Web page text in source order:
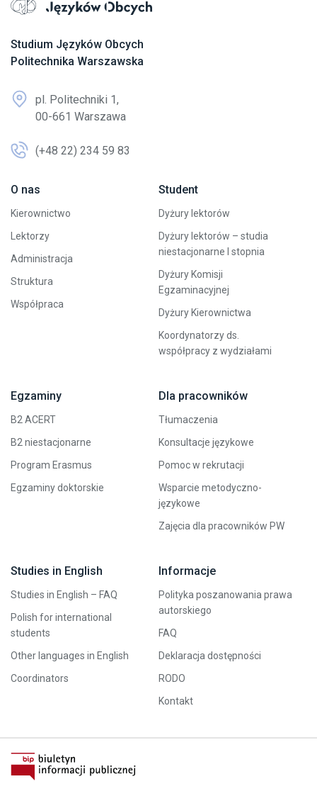
Studium Języków Obcych
Politechnika Warszawska
pl. Politechniki 1,
00-661 Warszawa
(+48 22) 234 59 83
O nas
Kierownictwo
Lektorzy
Administracja
Struktura
Współpraca
Student
Dyżury lektorów
Dyżury lektorów – studia
niestacjonarne I stopnia
Dyżury Komisji
Egzaminacyjnej
Dyżury Kierownictwa
Koordynatorzy ds.
współpracy z wydziałami
Egzaminy
B2 ACERT
B2 niestacjonarne
Program Erasmus
Egzaminy doktorskie
Dla pracowników
Tłumaczenia
Konsultacje językowe
Pomoc w rekrutacji
Wsparcie metodyczno-
językowe
Zajęcia dla pracowników PW
Studies in English
Studies in English – FAQ
Polish for international
students
Other languages in English
Coordinators
Informacje
Polityka poszanowania prawa
autorskiego
FAQ
Deklaracja dostępności
RODO
Kontakt